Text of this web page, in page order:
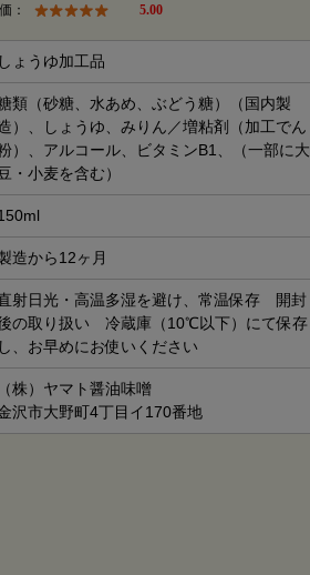
：
5.00
しょうゆ加工品
類（砂糖、水あめ、ぶどう糖）（国内製
）、しょうゆ、みりん／増粘剤（加工でん
）、アルコール、ビタミンB1、（一部に大
・小麦を含む）
造から12ヶ月
射日光・高温多湿を避け、常温保存 開封
の取り扱い 冷蔵庫（10℃以下）にて保存
し、お早めにお使いください
（株）ヤマト醤油味噌
沢市大野町4丁目イ170番地